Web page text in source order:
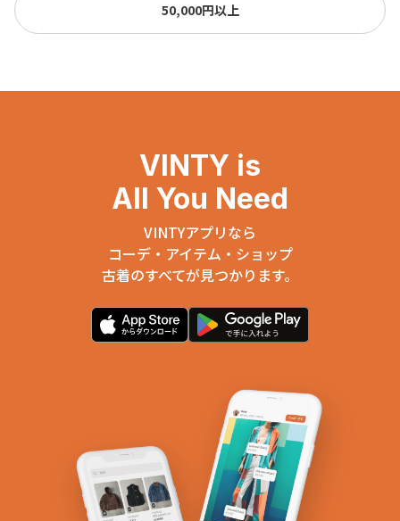
50,000円以上
VINTY is
All You Need
VINTYアプリなら
コーデ・アイテム・ショップ
古着のすべてが見つかります。